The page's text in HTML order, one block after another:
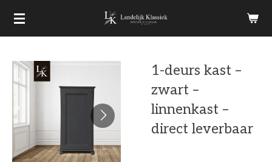
Ga
direct
hoofdinhoud
1-deurs kast –
zwart –
linnenkast –
direct leverbaar